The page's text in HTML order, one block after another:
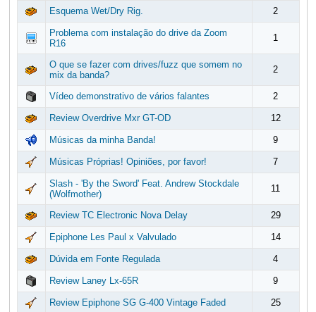
Esquema Wet/Dry Rig. 2
Problema com instalação do drive da Zoom
R16
1
O que se fazer com drives/fuzz que somem no
mix da banda?
2
Vídeo demonstrativo de vários falantes 2
Review Overdrive Mxr GT-OD 12
Músicas da minha Banda! 9
Músicas Próprias! Opiniões, por favor! 7
Slash - 'By the Sword' Feat. Andrew Stockdale
(Wolfmother)
11
Review TC Electronic Nova Delay 29
Epiphone Les Paul x Valvulado 14
Dúvida em Fonte Regulada 4
Review Laney Lx-65R 9
Review Epiphone SG G-400 Vintage Faded 25